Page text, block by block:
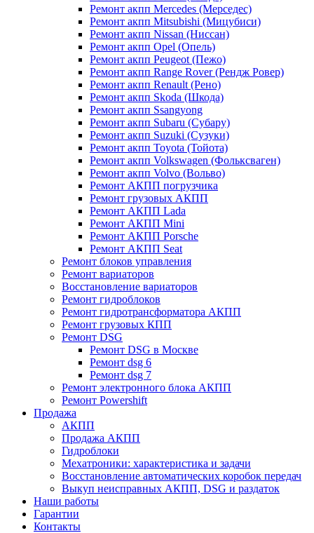
Ремонт акпп Mercedes (Мерседес)
Ремонт акпп Mitsubishi (Мицубиси)
Ремонт акпп Nissan (Ниссан)
Ремонт акпп Opel (Опель)
Ремонт акпп Peugeot (Пежо)
Ремонт акпп Range Rover (Рендж Ровер)
Ремонт акпп Renault (Рено)
Ремонт акпп Skoda (Шкода)
Ремонт акпп Ssangyong
Ремонт акпп Subaru (Cубару)
Ремонт акпп Suzuki (Сузуки)
Ремонт акпп Toyota (Тойота)
Ремонт акпп Volkswagen (Фольксваген)
Ремонт акпп Volvo (Вольво)
Ремонт АКПП погрузчика
Ремонт грузовых АКПП
Ремонт АКПП Lada
Ремонт АКПП Mini
Ремонт АКПП Porsche
Ремонт АКПП Seat
Ремонт блоков управления
Ремонт вариаторов
Восстановление вариаторов
Ремонт гидроблоков
Ремонт гидротрансформатора АКПП
Ремонт грузовых КПП
Ремонт DSG
Ремонт DSG в Москве
Ремонт dsg 6
Ремонт dsg 7
Ремонт электронного блока АКПП
Ремонт Powershift
Продажа
АКПП
Продажа АКПП
Гидроблоки
Мехатроники: характеристика и задачи
Восстановление автоматических коробок передач
Выкуп неисправных АКПП, DSG и раздаток
Наши работы
Гарантии
Контакты